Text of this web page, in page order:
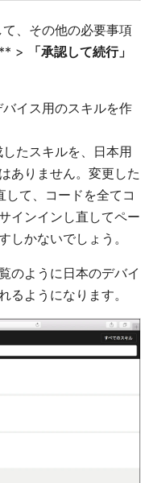
て、その他の必要事項
>
「承認して続行」
イス用のスキルを作
たスキルを、日本用
ありません。変更した
て、コードを全てコ
インインし直してペー
しかないでしょう。
のように日本のデバイ
るようになります。